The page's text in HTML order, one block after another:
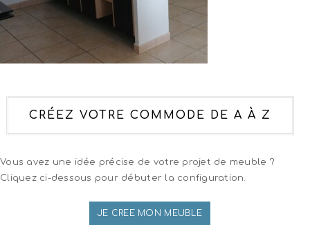
CRÉEZ VOTRE COMMODE DE A À Z
Vous avez une idée précise de votre projet de meuble ?
Cliquez ci-dessous pour débuter la configuration.
JE CREE MON MEUBLE